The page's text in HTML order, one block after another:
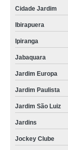
Cidade Jardim
Ibirapuera
Ipiranga
Jabaquara
Jardim Europa
Jardim Paulista
Jardim São Luiz
Jardins
Jockey Clube